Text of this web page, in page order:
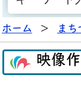
ホーム > まち
映像